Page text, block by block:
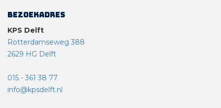
Bezoekadres
KPS Delft
Rotterdamseweg 388
2629 HG Delft
015 - 361 38 77
info@kpsdelft.nl